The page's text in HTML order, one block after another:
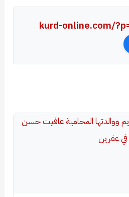
kurd-online.com/